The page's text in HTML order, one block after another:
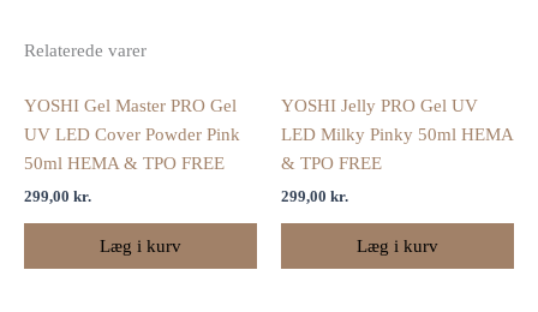
Relaterede varer
YOSHI Gel Master PRO Gel
UV LED Cover Powder Pink
50ml HEMA & TPO FREE
299,00 kr.
Læg i kurv
YOSHI Jelly PRO Gel UV
LED Milky Pinky 50ml HEMA
& TPO FREE
299,00 kr.
Læg i kurv